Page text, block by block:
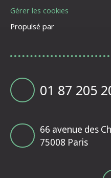
Gérer les cookies
Propulsé par
01 87 205
66 avenue des
75008 Paris